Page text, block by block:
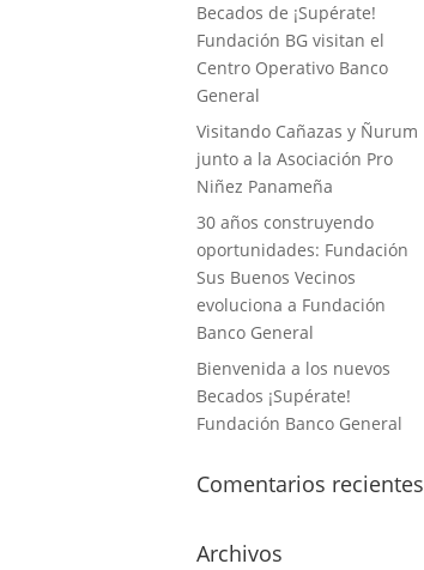
Becados de ¡Supérate!
Fundación BG visitan el
Centro Operativo Banco
General
Visitando Cañazas y Ñurum
junto a la Asociación Pro
Niñez Panameña
30 años construyendo
oportunidades: Fundación
Sus Buenos Vecinos
evoluciona a Fundación
Banco General
Bienvenida a los nuevos
Becados ¡Supérate!
Fundación Banco General
Comentarios recientes
Archivos